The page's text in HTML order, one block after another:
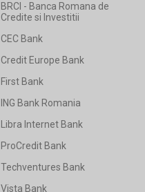
BRCI - Banca Romana de
Credite si Investitii
CEC Bank
Credit Europe Bank
First Bank
ING Bank Romania
Libra Internet Bank
ProCredit Bank
Techventures Bank
Vista Bank